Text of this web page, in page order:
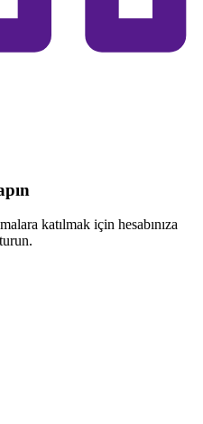
katılmak için hesabınıza